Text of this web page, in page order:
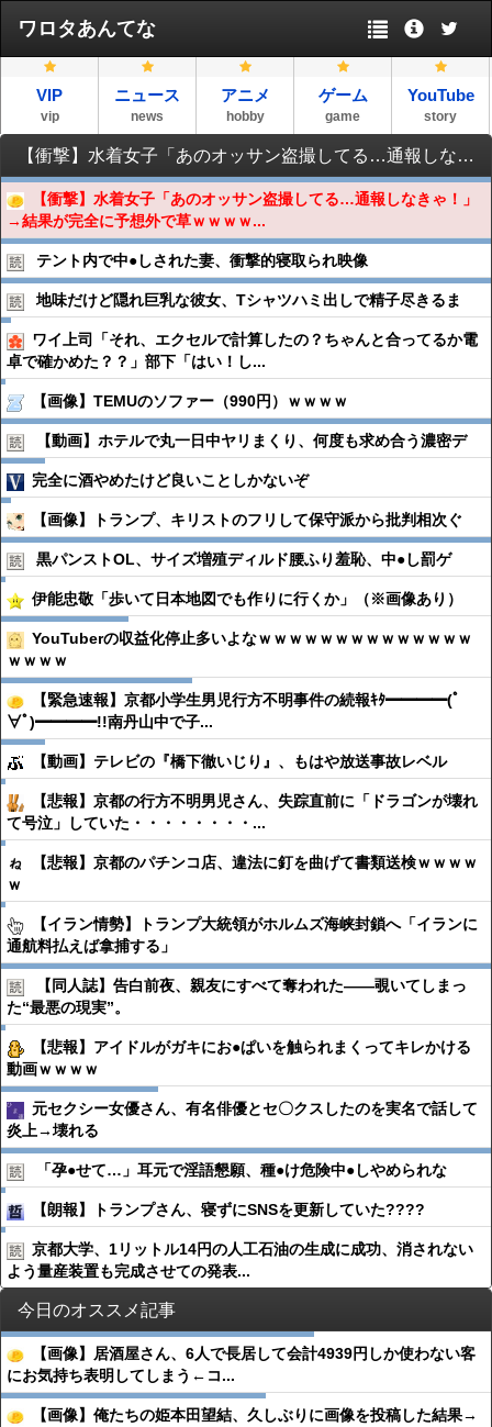
ワロタあんてな
VIP
vip
ニュース
news
アニメ
hobby
ゲーム
game
YouTube
story
【衝撃】水着女子「あのオッサン盗撮してる…通報しなきゃ！」→結果が完全に予想外で草ｗｗｗｗｗｗｗｗｗｗ
【衝撃】水着女子「あのオッサン盗撮してる…通報しなきゃ！」
→結果が完全に予想外で草ｗｗｗｗ...
テント内で中●︎しされた妻、衝撃的寝取られ映像
地味だけど隠れ巨乳な彼女、Tシャツハミ出しで精子尽きるま
ワイ上司「それ、エクセルで計算したの？ちゃんと合ってるか電
卓で確かめた？？」部下「はい！し...
【画像】TEMUのソファー（990円）ｗｗｗｗ
【動画】ホテルで丸一日中ヤリまくり、何度も求め合う濃密デ
完全に酒やめたけど良いことしかないぞ
【画像】トランプ、キリストのフリして保守派から批判相次ぐ
黒パンストOL、サイズ増殖ディルド腰ふり羞恥、中●︎し罰ゲ
伊能忠敬「歩いて日本地図でも作りに行くか」（※画像あり）
YouTuberの収益化停止多いよなｗｗｗｗｗｗｗｗｗｗｗｗｗｗ
ｗｗｗｗ
【緊急速報】京都小学生男児行方不明事件の続報ｷﾀ━━━━(ﾟ
∀ﾟ)━━━━!!南丹山中で子...
【動画】テレビの『橋下徹いじり』、もはや放送事故レベル
【悲報】京都の行方不明男児さん、失踪直前に「ドラゴンが壊れ
て号泣」していた・・・・・・・・...
【悲報】京都のパチンコ店、違法に釘を曲げて書類送検ｗｗｗｗ
ｗ
【イラン情勢】トランプ大統領がホルムズ海峡封鎖へ「イランに
通航料払えば拿捕する」
【同人誌】告白前夜、親友にすべて奪われた――覗いてしまっ
た“最悪の現実”。
【悲報】アイドルがガキにお●ぱいを触られまくってキレかける
動画ｗｗｗｗ
元セクシー女優さん、有名俳優とセ〇クスしたのを実名で話して
炎上→壊れる
「孕●︎せて…」耳元で淫語懇願、種●︎け危険中●︎しやめられな
【朗報】トランプさん、寝ずにSNSを更新していた????
京都大学、1リットル14円の人工石油の生成に成功、消されない
よう量産装置も完成させての発表...
今日のオススメ記事
【画像】居酒屋さん、6人で長居して会計4939円しか使わない客
にお気持ち表明してしまう←コ...
【画像】俺たちの姫本田望結、久しぶりに画像を投稿した結果→